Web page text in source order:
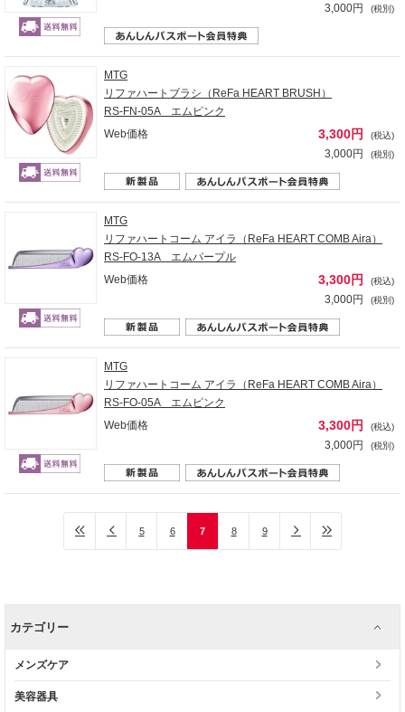
3,000円 (税別)
MTG
リファハートブラシ（ReFa HEART BRUSH）
RS-FN-05A エムピンク
Web価格
3,300円 (税込)
3,000円 (税別)
MTG
リファハートコーム アイラ（ReFa HEART COMB Aira）
RS-FO-13A エムパープル
Web価格
3,300円 (税込)
3,000円 (税別)
MTG
リファハートコーム アイラ（ReFa HEART COMB Aira）
RS-FO-05A エムピンク
Web価格
3,300円 (税込)
3,000円 (税別)
5 6 7 8 9
カテゴリー
メンズケア
美容器具